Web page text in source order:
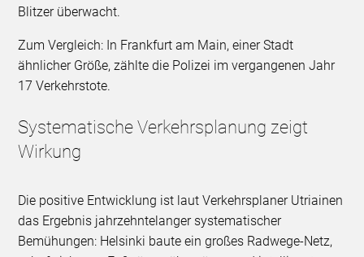
Blitzer überwacht.
Zum Vergleich: In Frankfurt am Main, einer Stadt
ähnlicher Größe, zählte die Polizei im vergangenen Jahr
17 Verkehrstote.
Systematische Verkehrsplanung zeigt
Wirkung
Die positive Entwicklung ist laut Verkehrsplaner Utriainen
das Ergebnis jahrzehntelanger systematischer
Bemühungen: Helsinki baute ein großes Radwege-Netz,